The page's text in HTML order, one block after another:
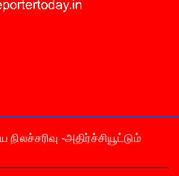
-அதிர்ச்சியூட்டும்